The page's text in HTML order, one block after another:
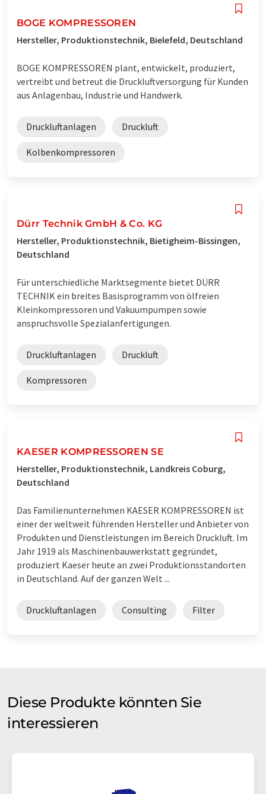
BOGE KOMPRESSOREN
Hersteller, Produktionstechnik, Bielefeld, Deutschland
BOGE KOMPRESSOREN plant, entwickelt, produziert,
vertreibt und betreut die Druckluftversorgung für Kunden
aus Anlagenbau, Industrie und Handwerk.
Druckluftanlagen Druckluft
Kolbenkompressoren
Dürr Technik GmbH & Co. KG
Hersteller, Produktionstechnik, Bietigheim-Bissingen,
Deutschland
Für unterschiedliche Marktsegmente bietet DÜRR
TECHNIK ein breites Basisprogramm von ölfreien
Kleinkompressoren und Vakuumpumpen sowie
anspruchsvolle Spezialanfertigungen.
Druckluftanlagen Druckluft
Kompressoren
KAESER KOMPRESSOREN SE
Hersteller, Produktionstechnik, Landkreis Coburg,
Deutschland
Das Familienunternehmen KAESER KOMPRESSOREN ist
einer der weltweit führenden Hersteller und Anbieter von
Produkten und Dienstleistungen im Bereich Druckluft. Im
Jahr 1919 als Maschinenbauwerkstatt gegründet,
produziert Kaeser heute an zwei Produktionsstandorten
in Deutschland. Auf der ganzen Welt ...
Druckluftanlagen Consulting Filter
Diese Produkte könnten Sie
interessieren